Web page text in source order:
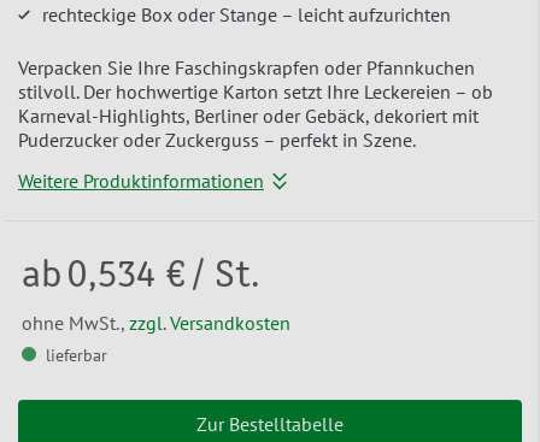
rechteckige Box oder Stange – leicht aufzurichten
Verpacken Sie Ihre Faschingskrapfen oder Pfannkuchen
stilvoll. Der hochwertige Karton setzt Ihre Leckereien – ob
Karneval-Highlights, Berliner oder Gebäck, dekoriert mit
Puderzucker oder Zuckerguss – perfekt in Szene.
Weitere Produktinformationen
ab 0,534 € / St.
ohne MwSt., zzgl. Versandkosten
lieferbar
Zur Bestelltabelle